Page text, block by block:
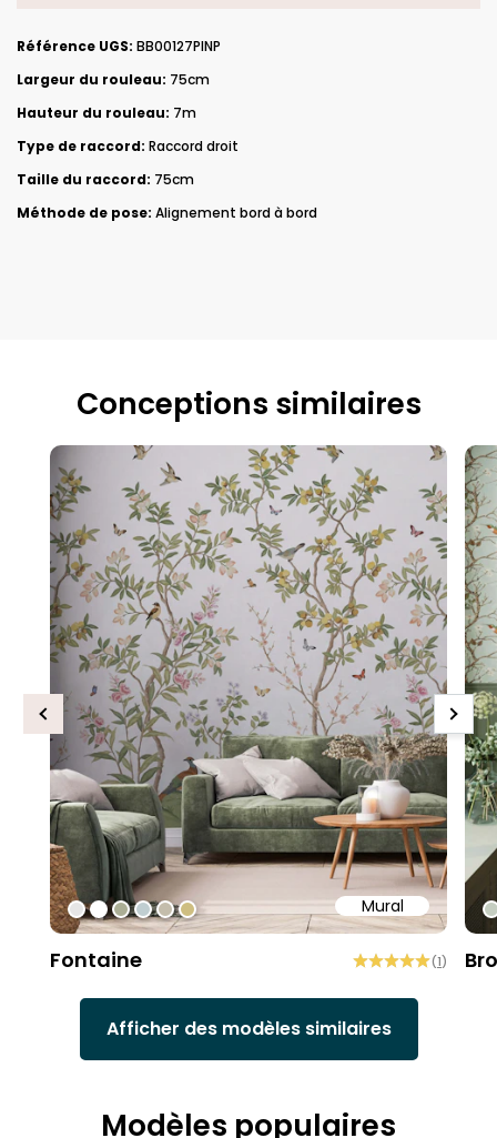
Référence UGS: BB00127PINP
Largeur du rouleau: 75cm
Hauteur du rouleau: 7m
Type de raccord: Raccord droit
Taille du raccord: 75cm
Méthode de pose: Alignement bord à bord
Conceptions similaires
Mural
#e6e6e6
#ffffff
#abae95
#c0ced1
#c4bdac
#cebe81
Fontaine (1)
Previous Next
Afficher des modèles similaires
Modèles populaires